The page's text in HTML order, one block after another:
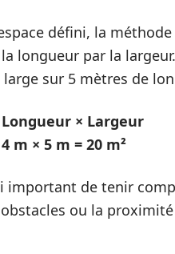
défini, la
longueur par la
sur 5 mètres de
× Largeur
m × 5 m = 20 m²
important de tenir
ou la